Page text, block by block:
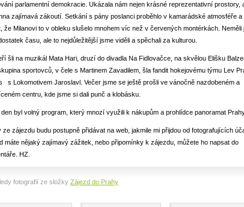
parlamentní demokracie. Ukázala nám nejen krásné reprezentativní prostory,
zajímavá zákoutí. Setkání s pány poslanci proběhlo v kamarádské atmosféře a
že Milanovi to v obleku slušelo mnohem víc než v červených montérkách. Neměli
času, ale to nejdůležitější jsme viděli a spěchali za kulturou.
šli na muzikál Mata Hari, druzí do divadla Na Fidlovačce, na skvělou Elišku
sportovců, v čele s Martinem Zavadilem, šla fandit hokejovému týmu Lev
s Lokomotivem Jaroslavl. Večer jsme se ještě prošli ve vánočně nazdobeném a
centru, kde jsme si dali punč a klobásku.
byl volný program, který mnozí využili k nákupům a prohlídce panoramat
ze zájezdu budu postupně přidávat na web, jakmile mi přijdou od fotografujících
máte nějaký zajímavý zážitek, nebo připomínky k zájezdu, můžete ho napsat do
HZ.
fotografií ze složky Zájezd do Prahy